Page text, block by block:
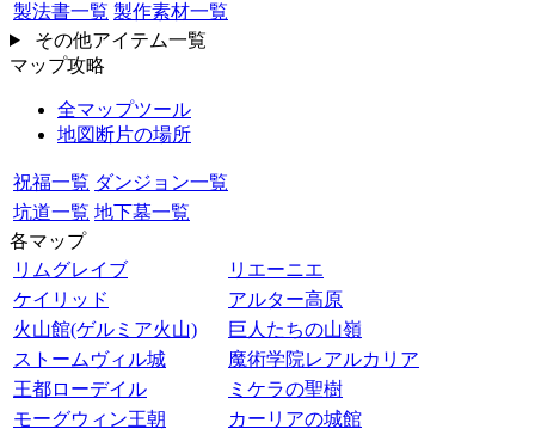
製法書一覧 製作素材一覧
その他アイテム一覧
マップ攻略
全マップツール
地図断片の場所
祝福一覧 ダンジョン一覧
坑道一覧 地下墓一覧
各マップ
リムグレイブ
リエーニエ
ケイリッド
アルター高原
火山館(ゲルミア火山)
巨人たちの山嶺
ストームヴィル城
魔術学院レアルカリア
王都ローデイル
ミケラの聖樹
モーグウィン王朝
カーリアの城館